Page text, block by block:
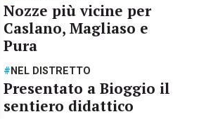
Nozze più vicine per
Caslano, Magliaso e
Pura
# NEL DISTRETTO
Presentato a Bioggio il
sentiero didattico